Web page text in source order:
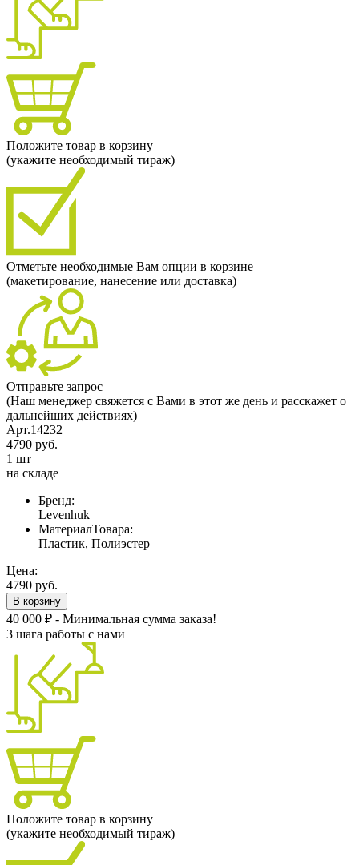
Положите товар в корзину
(укажите необходимый тираж)
Отметьте необходимые Вам опции в корзине
(макетирование, нанесение или доставка)
Отправьте запрос
(Наш менеджер свяжется с Вами в этот же день и расскажет о
дальнейших действиях)
Арт.14232
4790 руб.
1 шт
на складе
Бренд:
Levenhuk
МатериалТовара:
Пластик, Полиэстер
Цена:
4790 руб.
В корзину
40 000 ₽ - Минимальная сумма заказа!
3 шага работы с нами
Положите товар в корзину
(укажите необходимый тираж)